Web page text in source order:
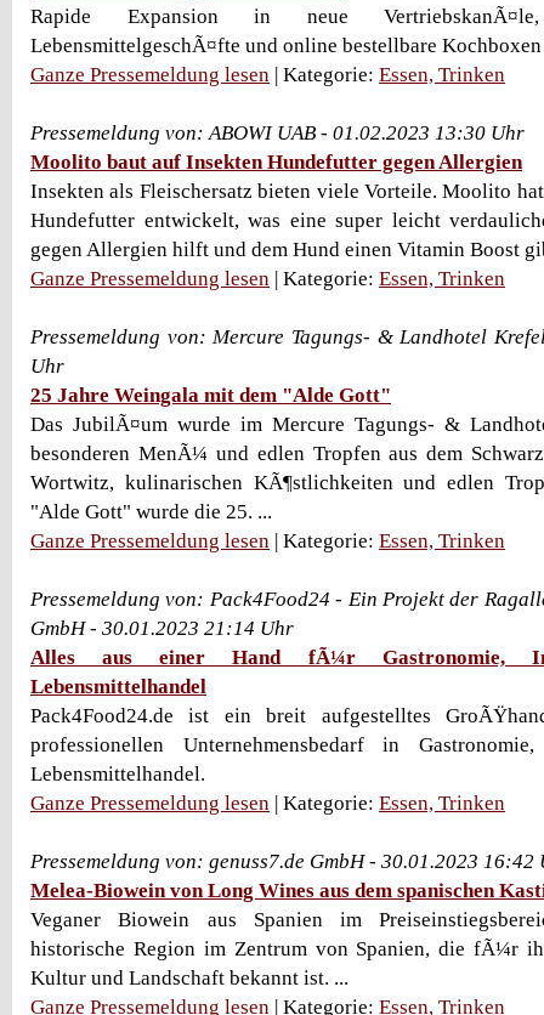
Rapide Expansion in neue
LebensmittelgeschÃ¤fte und online bestellbare
Ganze Pressemeldung lesen | Kategorie: Essen, Trinken
Pressemeldung von: ABOWI UAB - 01.02.2023 13:30 Uhr
Moolito baut auf Insekten Hundefutter gegen Allergien
Insekten als Fleischersatz bieten viele Vorteile. Moolito
Hundefutter entwickelt, was eine super leicht
gegen Allergien hilft und dem Hund einen Vitamin Boost
Ganze Pressemeldung lesen | Kategorie: Essen, Trinken
Pressemeldung von: Mercure Tagungs- & Landhotel
Uhr
25 Jahre Weingala mit dem "Alde Gott"
Das JubilÃ¤um wurde im Mercure Tagungs- &
besonderen MenÃ¼ und edlen Tropfen aus dem
Wortwitz, kulinarischen KÃ¶stlichkeiten und edlen
"Alde Gott" wurde die 25. ...
Ganze Pressemeldung lesen | Kategorie: Essen, Trinken
Pressemeldung von: Pack4Food24 - Ein Projekt der
GmbH - 30.01.2023 21:14 Uhr
Alles aus einer Hand fÃ¼r Gastronomie,
Lebensmittelhandel
Pack4Food24.de ist ein breit aufgestelltes
professionellen Unternehmensbedarf in
Lebensmittelhandel.
Ganze Pressemeldung lesen | Kategorie: Essen, Trinken
Pressemeldung von: genuss7.de GmbH - 30.01.2023 16:42
Melea-Biowein von Long Wines aus dem spanischen
Veganer Biowein aus Spanien im
historische Region im Zentrum von Spanien, die fÃ¼r
Kultur und Landschaft bekannt ist. ...
Ganze Pressemeldung lesen | Kategorie: Essen, Trinken